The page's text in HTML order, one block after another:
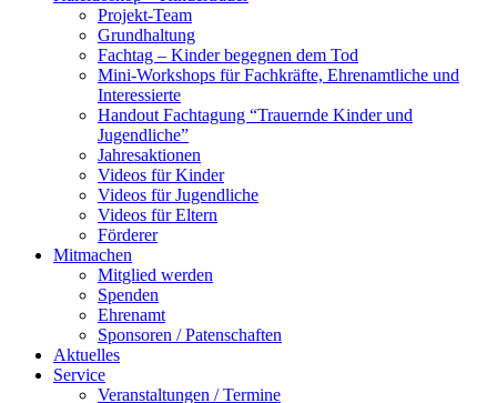
Projekt-Team
Grundhaltung
Fachtag – Kinder begegnen dem Tod
Mini-Workshops für Fachkräfte, Ehrenamtliche und
Interessierte
Handout Fachtagung “Trauernde Kinder und
Jugendliche”
Jahresaktionen
Videos für Kinder
Videos für Jugendliche
Videos für Eltern
Förderer
Mitmachen
Mitglied werden
Spenden
Ehrenamt
Sponsoren / Patenschaften
Aktuelles
Service
Veranstaltungen / Termine